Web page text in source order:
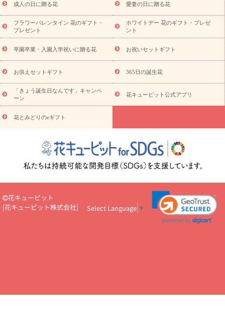
ンド花
お祝い お供え・お悔やみ 胡蝶蘭 胡蝶蘭・花鉢
ディ胡蝶蘭・お祝い
ミディ胡蝶蘭・お供え
世界初の青色胡蝶蘭
観葉植物
観葉植物 産直多肉植物
プリザーブドフラワー
お祝い
お供え・お悔やみ 花とセットギフト
セミオーダー
プチギフト（hanamore -ハナモア-）
花とみどりのeギフト
キューピットのeGfit
カラー ピンク イエローオレンジ
レッ
ド
お花の種類 トルコキキョウ
お祝い お祝い・3000円～ お祝い・4000円～
お祝い・
5000円～
お祝い・7000円～ お祝い・ 10000円～
お供え・お
悔やみ
円～
お供え・お悔やみ・
読み物
いのマナー
定年退職祝いのマナー
お祝いを贈るときのマナー・
花キューピットのお祝いコラム一覧
誕生日のお花を「色
彩心理学」で選ぶ方法
結婚祝いの予算相場
出産祝いお役立ち情
ール
新築引っ越し祝いコラム お祝い花のマナー総まとめ
職
場上司や先輩へ贈るお祝い花の正解は？
開店祝いの花 選び方ガイ
あり)
花キューピット×専門家
CO2排出量削減 / SDGsを考える
成人の日に贈る花 愛妻の日に贈る花
フラワーバレンタイン 花のギフト・
プレゼント
ホワイトデー 花のギフト・プレゼ
ント
卒園卒業・入園入学祝いに贈る花 お祝いセットギフト
お供えセットギフト 365日の誕生花
「きょう誕生日なんです」キャンペ
ーン
花キューピット公式アプリ
花とみどりのeギフト
花キューピット
[花キューピット株式会社] Select Language ▼